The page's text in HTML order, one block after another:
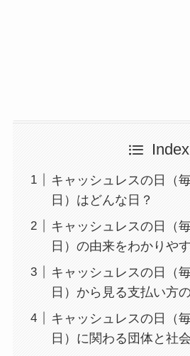
Index
キャッシュレスの日（
日）はどんな日？
キャッシュレスの日（
日）の由来をわかりや
キャッシュレスの日（
日）から見る支払い方
キャッシュレスの日（
日）に関わる団体と社